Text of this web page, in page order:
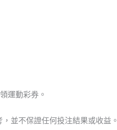
運動彩券。
並不保證任何投注結果或收益。